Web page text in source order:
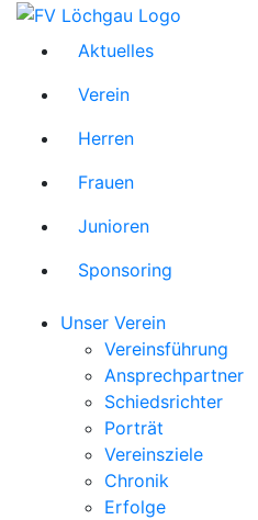
Aktuelles
Verein
Herren
Frauen
Junioren
Sponsoring
Unser Verein
Vereinsführung
Ansprechpartner
Schiedsrichter
Porträt
Vereinsziele
Chronik
Erfolge